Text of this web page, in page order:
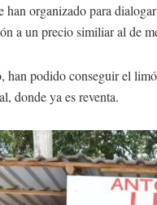
han organizado para
a un precio similiar al de
han podido conseguir el
donde ya es reventa.